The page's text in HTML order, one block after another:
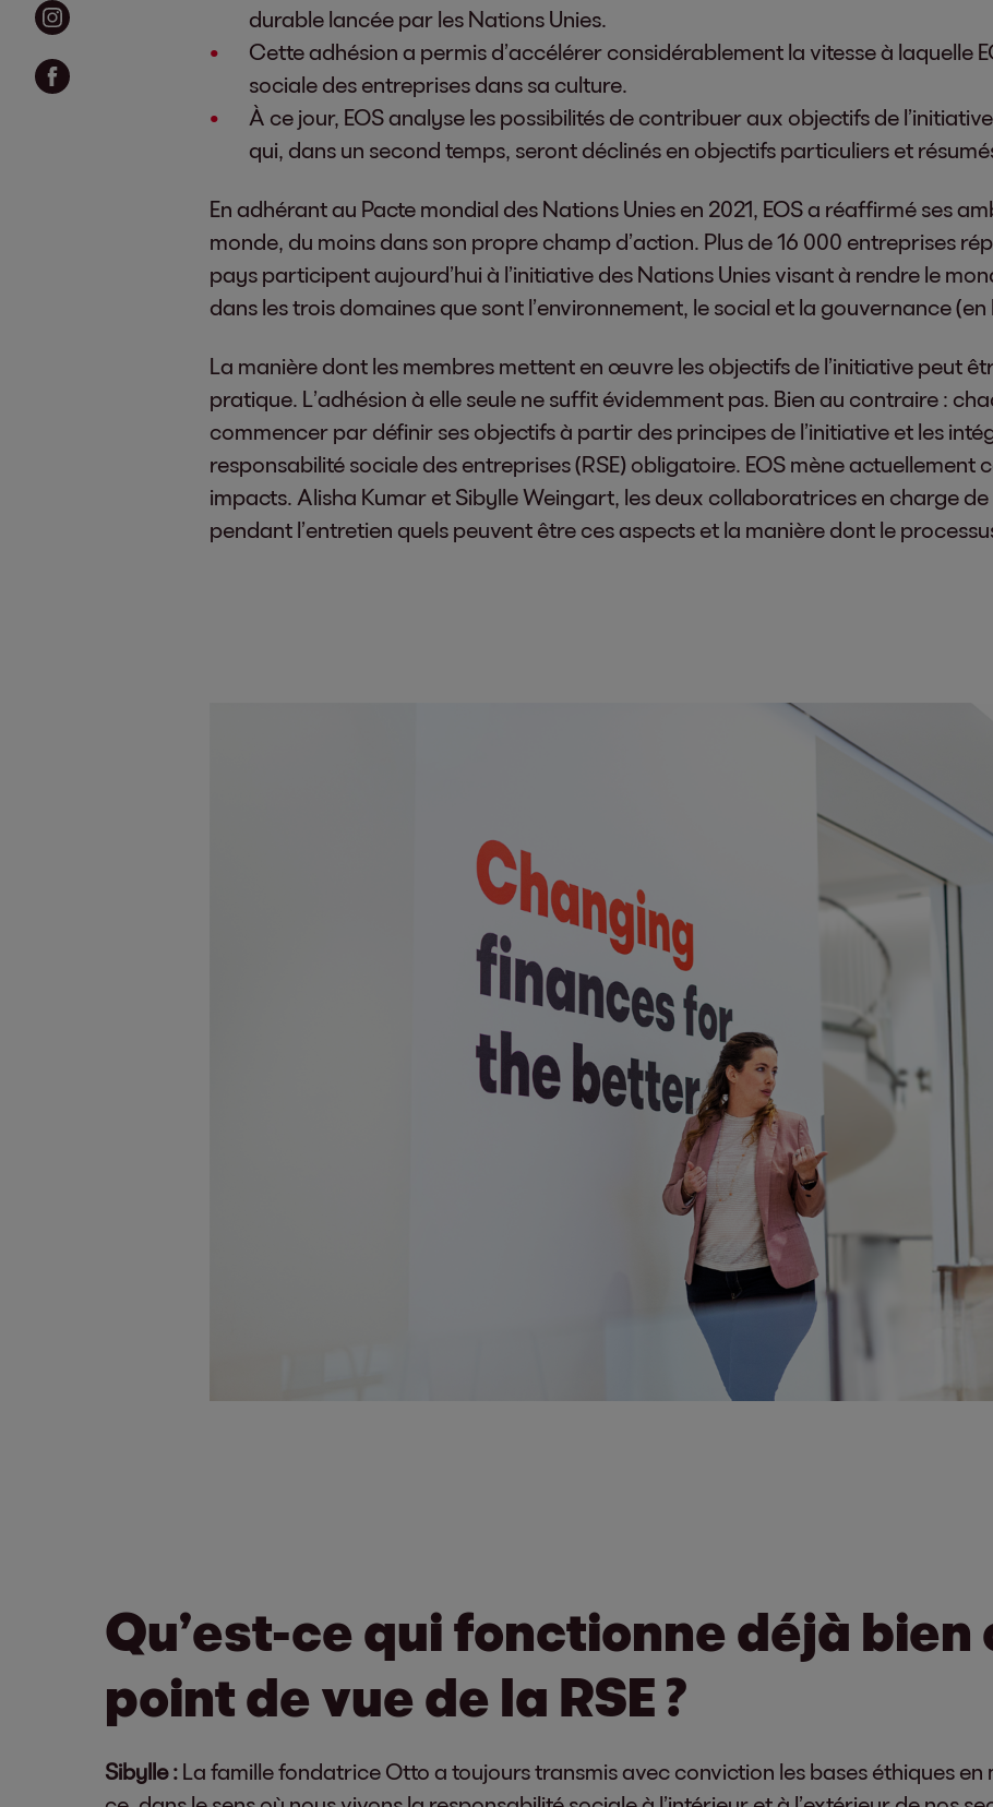
durable lancée par les Nations Unies.
Cette adhésion a permis d’accélérer considérablement la vitesse à laquelle
sociale des entreprises dans sa culture.
À ce jour, EOS analyse les possibilités de contribuer aux objectifs de
qui, dans un second temps, seront déclinés en objectifs particuliers et
En adhérant au Pacte mondial des Nations Unies en 2021, EOS a réaffirmé ses
monde, du moins dans son propre champ d’action. Plus de 16 000 entreprises
pays participent aujourd’hui à l’initiative des Nations Unies visant à rendre le
dans les trois domaines que sont l’environnement, le social et la gouvernance (en
La manière dont les membres mettent en œuvre les objectifs de l’initiative peut
pratique. L’adhésion à elle seule ne suffit évidemment pas. Bien au contraire :
commencer par définir ses objectifs à partir des principes de l’initiative et les
responsabilité sociale des entreprises (RSE) obligatoire. EOS mène actuellement
impacts. Alisha Kumar et Sibylle Weingart, les deux collaboratrices en charge
pendant l’entretien quels peuvent être ces aspects et la manière dont le
Qu’est-ce qui fonctionne déjà bien
point de vue de la RSE ?
Sibylle : La famille fondatrice Otto a toujours transmis avec conviction les bases éthiques en